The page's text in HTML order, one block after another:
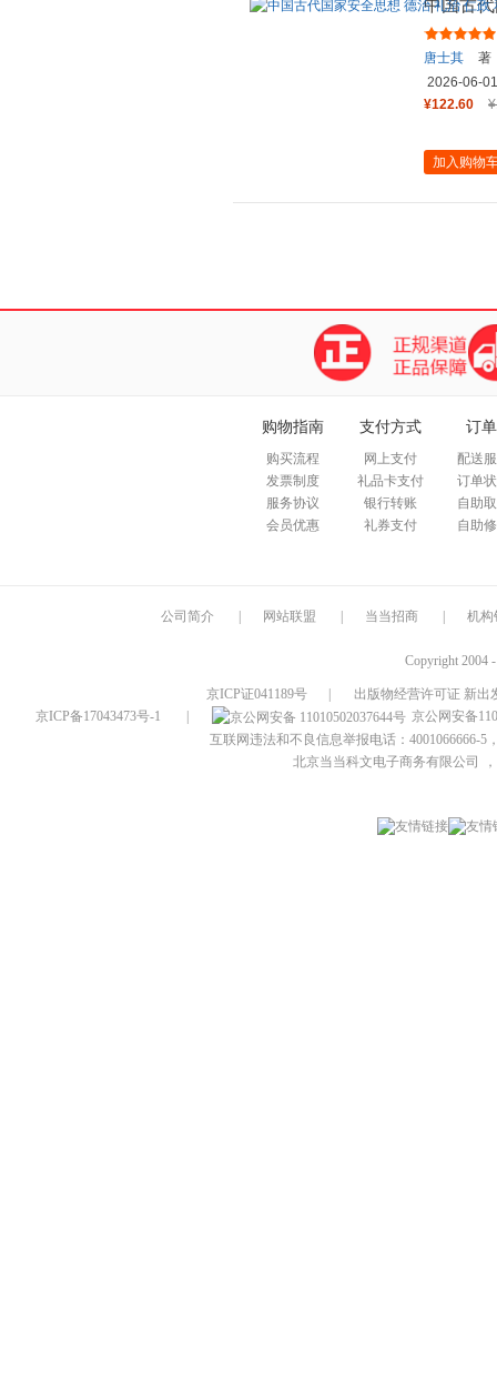
中国古
合 传统
唐士其
著
2026-06-01
¥122.60
加入购物
购物指南
购买流程
发票制度
服务协议
会员优惠
支付方式
网上支付
礼品卡支付
银行转账
礼券支付
订
配送
订单
自助
自助
公司简介 网站联盟 当当招商 机构
Copyright 2004
京ICP证041189号
出版物经营许可证 新出
京ICP备17043473号-1
京公网安备
互联网违法和不良信息举报电话：4001066666-5
北京当当科文电子商务有限公司